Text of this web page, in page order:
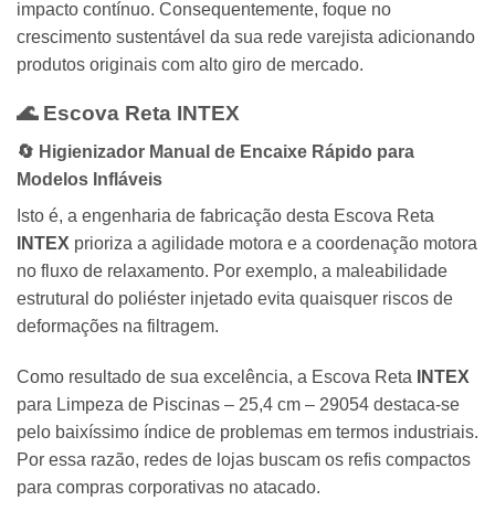
impacto contínuo. Consequentemente, foque no
crescimento sustentável da sua rede varejista adicionando
produtos originais com alto giro de mercado.
🌊 Escova Reta INTEX
🔄 Higienizador Manual de Encaixe Rápido para
Modelos Infláveis
Isto é, a engenharia de fabricação desta Escova Reta
INTEX prioriza a agilidade motora e a coordenação motora
no fluxo de relaxamento. Por exemplo, a maleabilidade
estrutural do poliéster injetado evita quaisquer riscos de
deformações na filtragem.
Como resultado de sua excelência, a Escova Reta
INTEX
para Limpeza de Piscinas – 25,4 cm – 29054 destaca-se
pelo baixíssimo índice de problemas em termos industriais.
Por essa razão, redes de lojas buscam os refis compactos
para compras corporativas no atacado.